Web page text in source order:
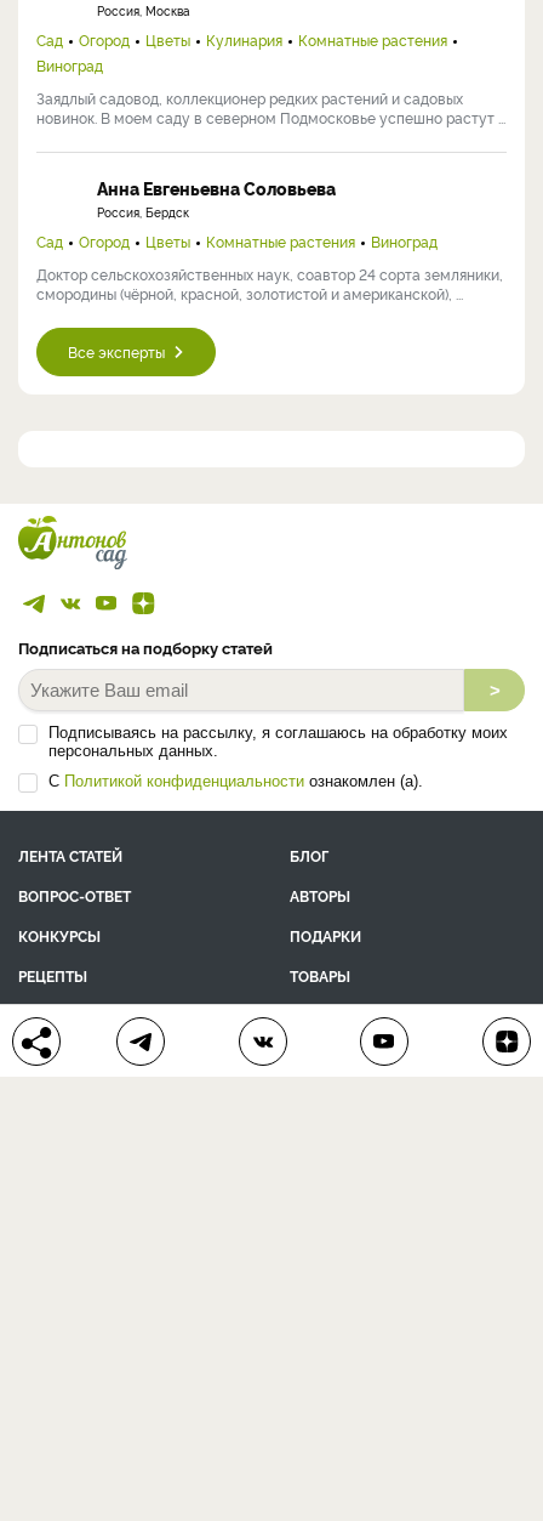
Россия, Москва
Сад Огород Цветы Кулинария
Комнатные растения
Виноград
Заядлый садовод, коллекционер редких растений и садовых
новинок. В моем саду в северном Подмосковье успешно растут ...
Анна Евгеньевна Соловьева
Россия, Бердск
Сад Огород Цветы Комнатные растения
Виноград
Доктор сельскохозяйственных наук, соавтор 24 сорта земляники,
смородины (чёрной, красной, золотистой и американской), ...
Все эксперты
Подписаться на подборку статей
>
Подписываясь на рассылку, я соглашаюсь на обработку моих
персональных данных.
С Политикой конфиденциальности ознакомлен (а).
ЛЕНТА СТАТЕЙ
БЛОГ
ВОПРОС-ОТВЕТ
АВТОРЫ
КОНКУРСЫ
ПОДАРКИ
РЕЦЕПТЫ
ТОВАРЫ
ПОМОЩЬ
КОНТАКТЫ